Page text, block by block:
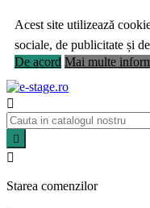
Acest site utilizează
sociale, de publicitate și
De acord Mai multe



Starea comenzilor